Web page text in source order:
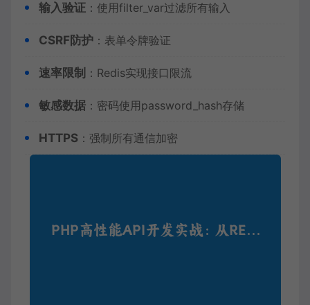
输入验证 ：使用filter_var过滤所有输入
CSRF防护 ：表单令牌验证
速率限制 ：Redis实现接口限流
敏感数据 ：密码使用password_hash存储
HTTPS ：强制所有通信加密